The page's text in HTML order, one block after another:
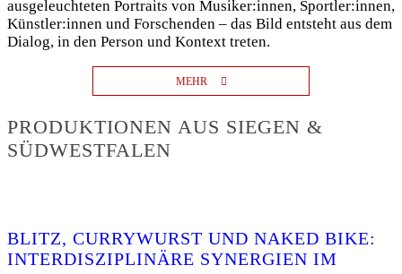
ausgeleuchteten Portraits von Musiker:innen, Sportler:innen,
Künstler:innen und Forschenden – das Bild entsteht aus dem
Dialog, in den Person und Kontext treten.
MEHR
PRODUKTIONEN AUS SIEGEN &
SÜDWESTFALEN
BLITZ, CURRYWURST UND NAKED BIKE:
INTERDISZIPLINÄRE SYNERGIEN IM